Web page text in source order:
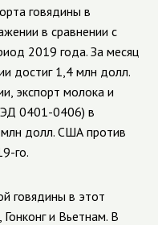
говядины в
в сравнении с
2019 года. За месяц
достиг 1,4 млн долл.
экспорт молока и
0401-0406) в
долл. США против
го.
говядины в этот
и Вьетнам. В